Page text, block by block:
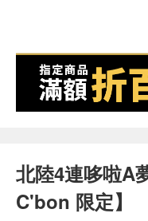
北陸4連哆啦A
C'bon 限定】